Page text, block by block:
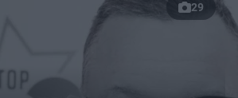
29